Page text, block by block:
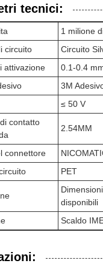
tecnici:
1 milione
circuito
Circuito
attivazione
0.1-0.4
3M
≤ 50 V
contatto
2.54MM
connettore
PET
disponibili
Scaldo